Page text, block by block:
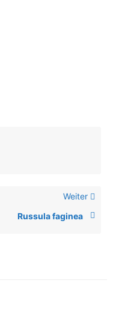
Weiter
Russula faginea